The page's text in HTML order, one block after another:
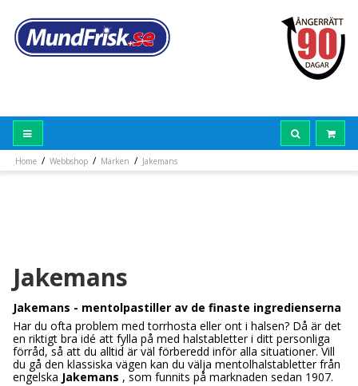
Home / Webbshop / Märken / Jakemans
Jakemans
Jakemans - mentolpastiller av de finaste ingredienserna
Har du ofta problem med torrhosta eller ont i halsen? Då är det
en riktigt bra idé att fylla på med halstabletter i ditt personliga
förråd, så att du alltid är väl förberedd inför alla situationer. Vill
du gå den klassiska vägen kan du välja mentolhalstabletter från
engelska Jakemans , som funnits på marknaden sedan 1907.